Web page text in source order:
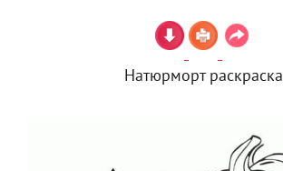
Натюрморт раскраска